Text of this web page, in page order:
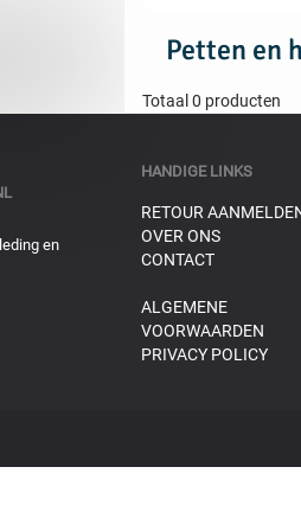
Petten en
Totaal 0 producten
en
HANDIGE LINKS
RETOUR
OVER ONS
CONTACT
ALGEMENE
VOORWAARDEN
PRIVACY POLICY